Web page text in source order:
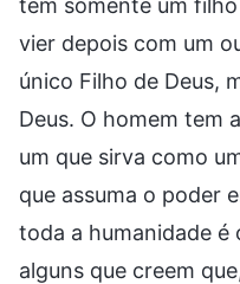
vier depois com um
único Filho de Deus,
Deus. O homem tem
um que sirva como
que assuma o poder
toda a humanidade é
alguns que creem